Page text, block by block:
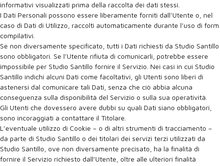
informativi visualizzati prima della raccolta dei dati stessi.
I Dati Personali possono essere liberamente forniti dall’Utente o, nel
caso di Dati di Utilizzo, raccolti automaticamente durante l’uso di form
compilativi.
Se non diversamente specificato, tutti i Dati richiesti da Studio Santillo
sono obbligatori. Se l’Utente rifiuta di comunicarli, potrebbe essere
impossibile per Studio Santillo fornire il Servizio. Nei casi in cui Studio
Santillo indichi alcuni Dati come facoltativi, gli Utenti sono liberi di
astenersi dal comunicare tali Dati, senza che ciò abbia alcuna
conseguenza sulla disponibilità del Servizio o sulla sua operatività.
Gli Utenti che dovessero avere dubbi su quali Dati siano obbligatori,
sono incoraggiati a contattare il Titolare.
L’eventuale utilizzo di Cookie – o di altri strumenti di tracciamento –
da parte di Studio Santillo o dei titolari dei servizi terzi utilizzati da
Studio Santillo, ove non diversamente precisato, ha la finalità di
fornire il Servizio richiesto dall’Utente, oltre alle ulteriori finalità